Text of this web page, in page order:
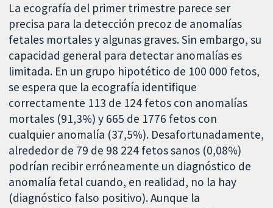
La ecografía del primer trimestre parece ser
precisa para la detección precoz de anomalías
fetales mortales y algunas graves. Sin embargo, su
capacidad general para detectar anomalías es
limitada. En un grupo hipotético de 100 000 fetos,
se espera que la ecografía identifique
correctamente 113 de 124 fetos con anomalías
mortales (91,3%) y 665 de 1776 fetos con
cualquier anomalía (37,5%). Desafortunadamente,
alrededor de 79 de 98 224 fetos sanos (0,08%)
podrían recibir erróneamente un diagnóstico de
anomalía fetal cuando, en realidad, no la hay
(diagnóstico falso positivo). Aunque la